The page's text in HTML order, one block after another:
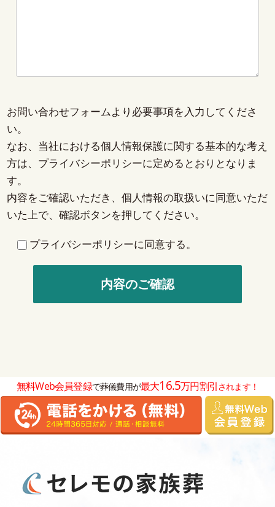
お問い合わせフォームより必要事項を入力してくださ
い。
なお、当社における個人情報保護に関する基本的な考え
方は、 プライバシーポリシーに定めるとおりとなりま
す。
内容をご確認いただき、個人情報の取扱いに同意いただ
いた上で、確認ボタンを押してください。
プライバシーポリシーに同意する。
無料Web会員登録で葬儀費用が最大16.5万円割引されます！